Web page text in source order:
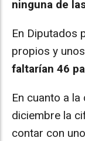
ninguna de
En Diputados
propios y
faltarían 46
En cuanto a
diciembre la
contar con